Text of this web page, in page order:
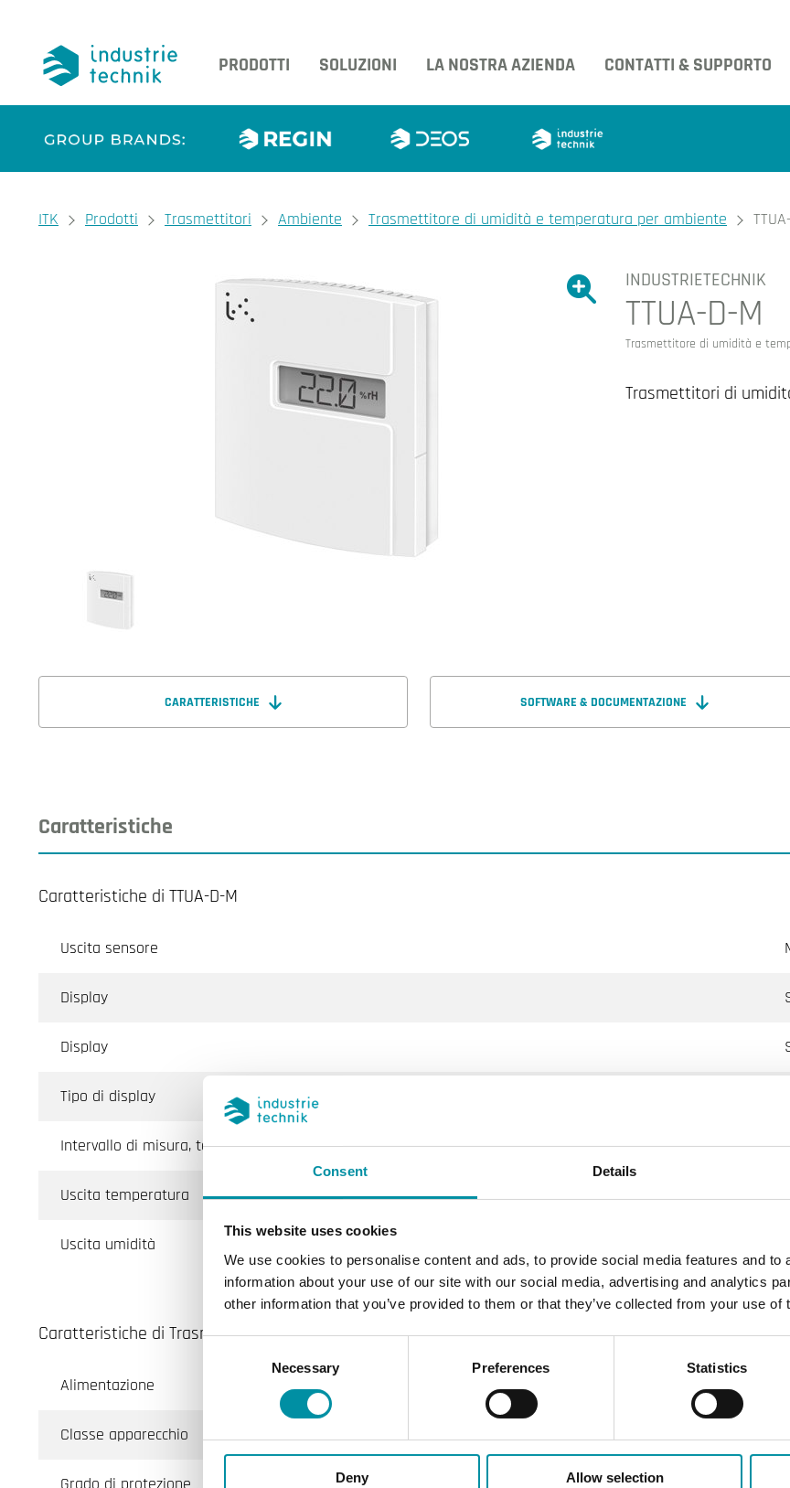
Consent Details
This website uses cookies
We use cookies to personalise content and ads, to provide social media features and to
information about your use of our site with our social media, advertising and analytics
other information that you’ve provided to them or that they’ve collected from your use of
Necessary Preferences Statistics
Deny Allow selection
PRODOTTI
SOLUZIONI LA NOSTRA AZIENDA CONTATTI & SUPPORTO
You are here:
ITK Prodotti Trasmettitori Ambiente Trasmettitore di umidità e temperatura per ambiente
Ingrandire l'immagine.
Ingrandire
INDUSTRIETECHNIK
TTUA-D-M
Trasmettitore di umidità e
Trasmettitori di
CARATTERISTICHE SOFTWARE & DOCUMENTAZIONE
Caratteristiche
Caratteristiche di TTUA-D-M
Uscita sensore
Display
Display
Tipo di display
Intervallo di misura, temp
Uscita temperatura
Uscita umidità
Caratteristiche di Trasmettitore di umidità e temperatura per ambiente
Alimentazione 24VAC/DC (22...26 V AC 50Hz /
Classe apparecchio Classe III
Grado di protezione IP30